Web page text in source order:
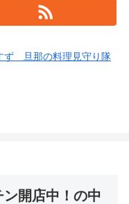
ず 旦那の料理見守り隊
開店中！の中